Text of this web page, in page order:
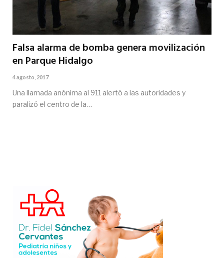
Falsa alarma de bomba genera movilización
en Parque Hidalgo
4 agosto, 2017
Una llamada anónima al 911 alertó a las autoridades y
paralizó el centro de la…